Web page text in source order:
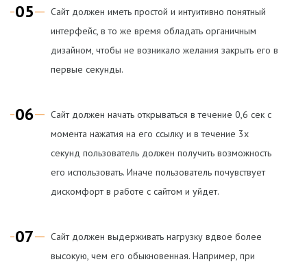
05
Сайт должен иметь простой и интуитивно понятный
интерфейс, в то же время обладать органичным
дизайном, чтобы не возникало желания закрыть его в
первые секунды.
06
Сайт должен начать открываться в течение 0,6 сек с
момента нажатия на его ссылку и в течение 3х
секунд пользователь должен получить возможность
его использовать. Иначе пользователь почувствует
дискомфорт в работе с сайтом и уйдет.
07
Сайт должен выдерживать нагрузку вдвое более
высокую, чем его обыкновенная. Например, при